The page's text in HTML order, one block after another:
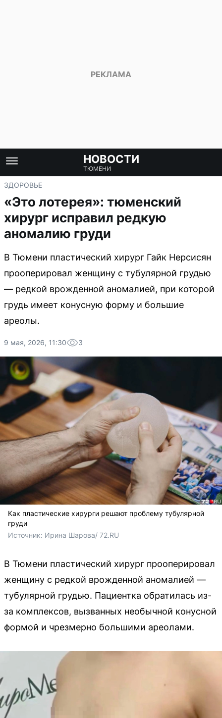
НОВОСТИ
ТЮМЕНИ
ЗДОРОВЬЕ
«Это лотерея»: тюменский
хирург исправил редкую
аномалию груди
В Тюмени пластический хирург Гайк Нерсисян
прооперировал женщину с тубулярной грудью
— редкой врожденной аномалией, при которой
грудь имеет конусную форму и большие
ареолы.
9 мая, 2026, 11:30 3
Как пластические хирурги решают проблему тубулярной
груди
Источник: Ирина Шарова/ 72.RU
В Тюмени пластический хирург прооперировал
женщину с редкой врожденной аномалией —
тубулярной грудью. Пациентка обратилась из-
за комплексов, вызванных необычной конусной
формой и чрезмерно большими ареолами.